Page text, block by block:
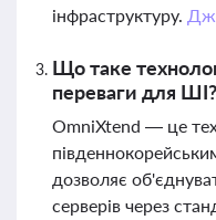
інфраструктуру.
Що таке
переваги для ШІ?
OmniXtend — це
дозволяє
серверів через